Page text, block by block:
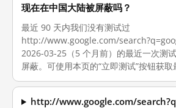
现在在中国大陆被屏蔽吗？
最近 90 天内我们没有测试过
http://www.google.com/
2026-03-25（5 个月前）的最近一次测
屏蔽。可使用本页的“立即测试”按钮获取
http://www.google.com/